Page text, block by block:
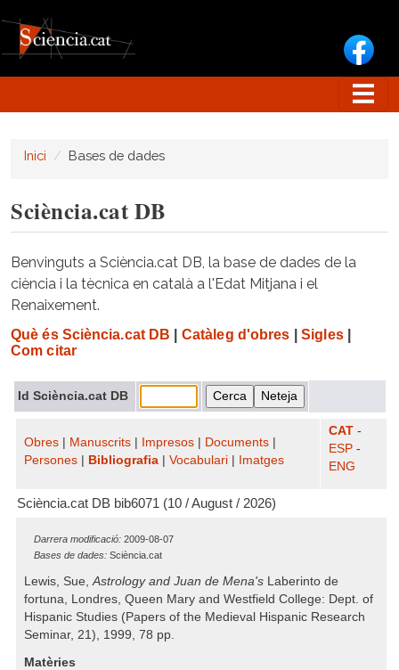
Inici Bases de dades
Sciència.cat DB
Benvinguts a Sciència.cat DB, la base de dades de la
ciència i la tècnica en català a l'Edat Mitjana i el
Renaixement.
Què és Sciència.cat DB Catàleg d'obres Sigles|
Com citar
Id Sciència.cat DB
Obres Manuscrits Impresos Documents
Persones
Bibliografia Vocabulari Imatges
CAT -
ESP -
ENG
Sciència.cat DB bib6071 (10 / August / 2026)
Darrera modificació: 2009-08-07
Bases de dades: Sciència.cat
Lewis, Sue,Astrology and Juan de Mena's Laberinto de
fortuna, Londres, Queen Mary and Westfield College: Dept. of
Hispanic Studies (Papers of the Medieval Hispanic Research
Seminar, 21), 1999, 78 pp.
Matèries